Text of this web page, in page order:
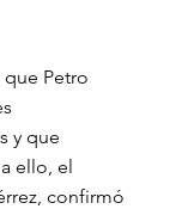
Petro
y que
ello, el
confirmó